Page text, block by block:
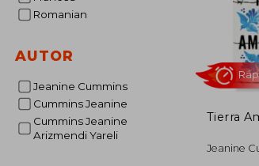
Romanian
AUTOR
Jeanine Cummins
Cummins Jeanine
Cummins Jeanine
Arizmendi Yareli
Tierra
Jeanine